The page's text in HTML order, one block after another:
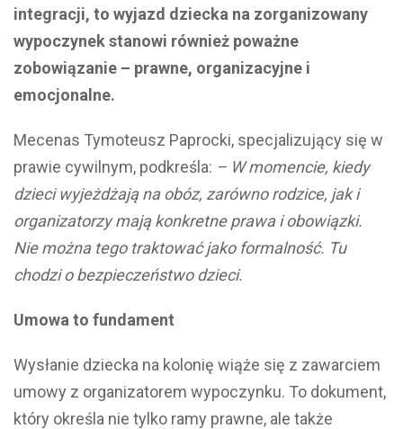
integracji, to wyjazd dziecka na zorganizowany
wypoczynek stanowi również poważne
zobowiązanie – prawne, organizacyjne i
emocjonalne.
Mecenas Tymoteusz Paprocki, specjalizujący się w
prawie cywilnym, podkreśla: – W momencie, kiedy
dzieci wyjeżdżają na obóz, zarówno rodzice, jak i
organizatorzy mają konkretne prawa i obowiązki.
Nie można tego traktować jako formalność. Tu
chodzi o bezpieczeństwo dzieci.
Umowa to fundament
Wysłanie dziecka na kolonię wiąże się z zawarciem
umowy z organizatorem wypoczynku. To dokument,
który określa nie tylko ramy prawne, ale także